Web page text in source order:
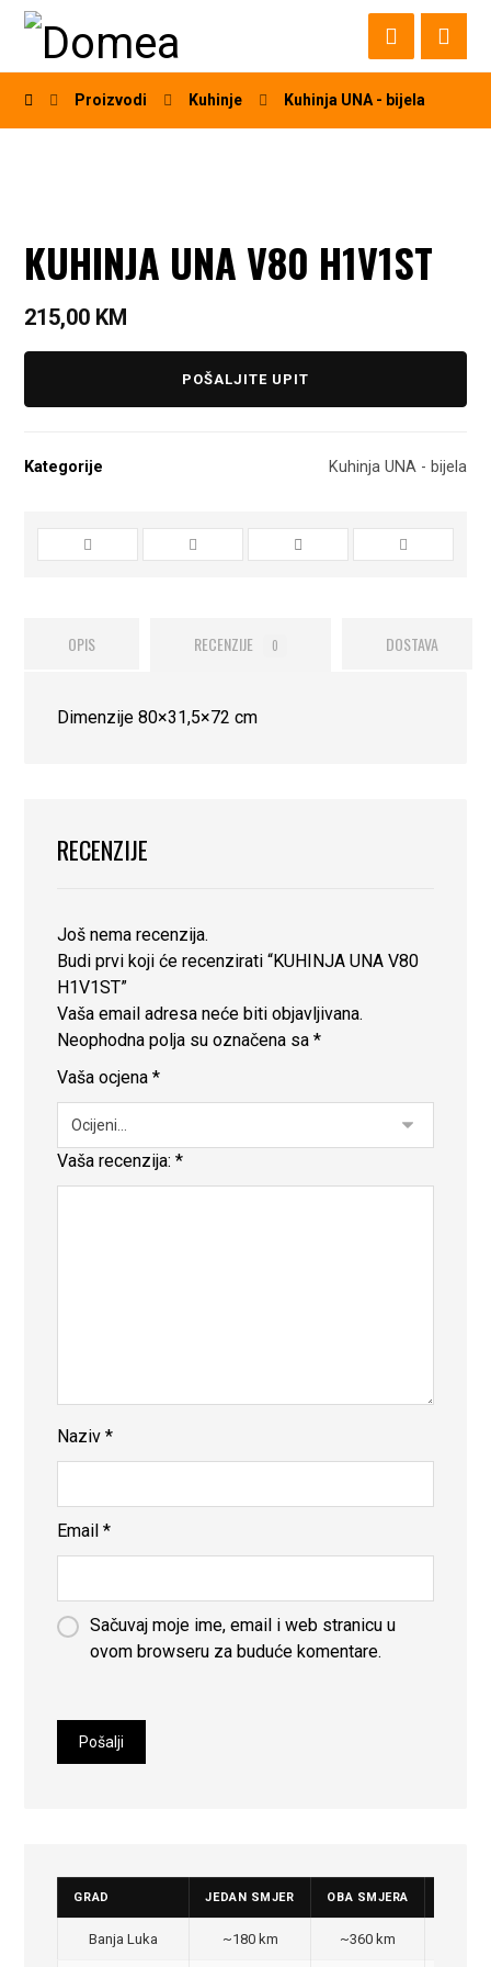
Proizvodi Kuhinje Kuhinja UNA - bijela
KUHINJA UNA V80 H1V1ST
215,00 KM
POŠALJITE UPIT
Kategorije Kuhinja UNA - bijela
OPIS RECENZIJE 0 DOSTAVA
Dimenzije 80×31,5×72 cm
RECENZIJE
Još nema recenzija.
Budi prvi koji će recenzirati “KUHINJA UNA V80
H1V1ST”
Vaša email adresa neće biti objavljivana.
Neophodna polja su označena sa*
Vaša ocjena*
Vaša recenzija:*
Naziv*
Email*
Sačuvaj moje ime, email i web stranicu u
ovom browseru za buduće komentare.
GRAD JEDAN SMJER OBA SMJERA
Banja Luka ~180 km ~360 km